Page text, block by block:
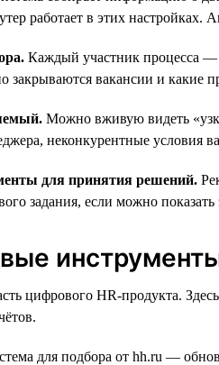
работает в этих настройках.
Каждый участник процесса —
закрываются вакансии и какие
Можно вживую видеть
неконкурентные условия
для принятия решений.
задания, если можно
цифрового HR-продукта.
для подбора от hh.ru —